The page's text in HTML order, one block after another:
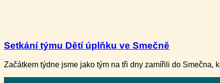
Setkání týmu Dětí úplňku ve Smečně
Začátkem týdne jsme jako tým na tři dny zamířili do